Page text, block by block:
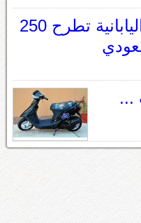
شركات السيارات اليابانية تطرح 250